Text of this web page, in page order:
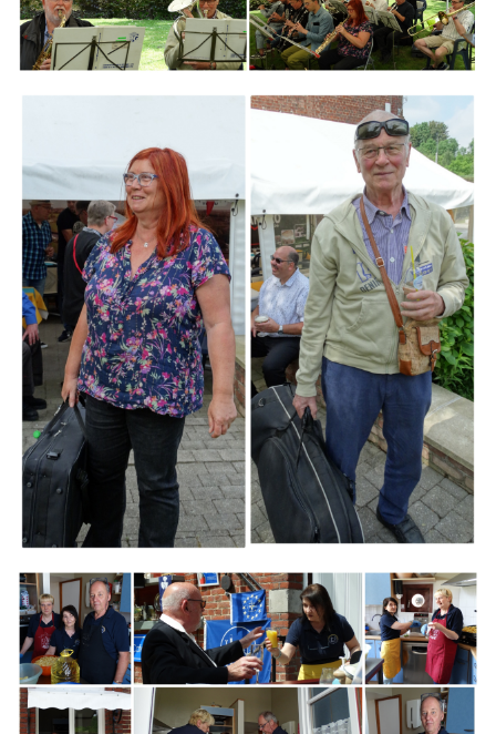
Branding
Branding
ARMCHAIR